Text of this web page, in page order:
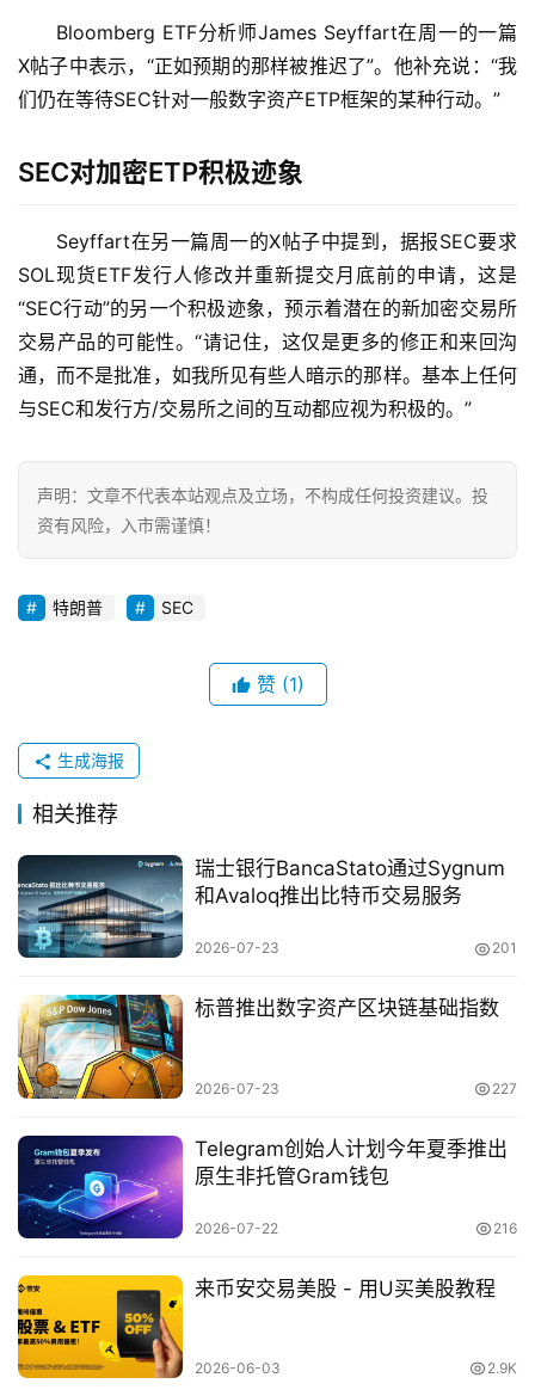
香
港
银
易
所
地
址
明
其
它
Bloomberg ETF分析师James Seyffart在周一的一篇
X帖子中表示，“正如预期的那样被推迟了”。他补充说：“我
们仍在等待SEC针对一般数字资产ETP框架的某种行动。”
SEC对加密ETP积极迹象
Seyffart在另一篇周一的X帖子中提到，据报SEC要求
SOL现货ETF发行人修改并重新提交月底前的申请，这是
“SEC行动”的另一个积极迹象，预示着潜在的新加密交易所
交易产品的可能性。“请记住，这仅是更多的修正和来回沟
通，而不是批准，如我所见有些人暗示的那样。基本上任何
与SEC和发行方/交易所之间的互动都应视为积极的。”
声明：文章不代表本站观点及立场，不构成任何投资建议。投
资有风险，入市需谨慎！
特朗普 SEC
赞 (1)
生成海报
相关推荐
瑞士银行BancaStato通过Sygnum
和Avaloq推出比特币交易服务
2026-07-23 201
标普推出数字资产区块链基础指数
2026-07-23 227
Telegram创始人计划今年夏季推出
原生非托管Gram钱包
2026-07-22 216
来币安交易美股 - 用U买美股教程
2026-06-03 2.9K